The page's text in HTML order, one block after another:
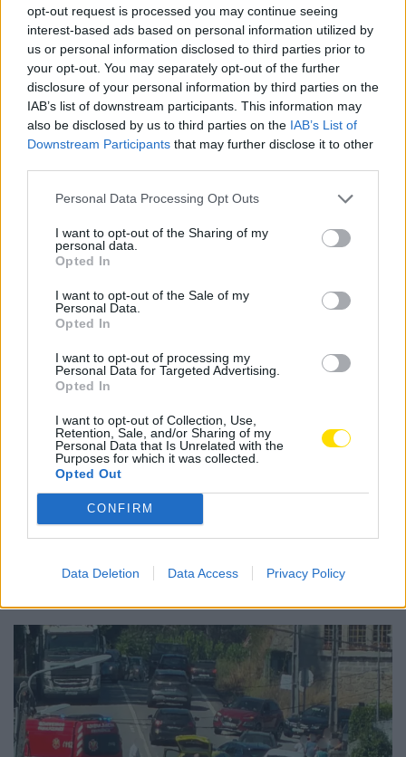
opt-out request is processed you may continue seeing
interest-based ads based on personal information utilized by
us or personal information disclosed to third parties prior to
your opt-out. You may separately opt-out of the further
disclosure of your personal information by third parties on the
IAB’s list of downstream participants. This information may
also be disclosed by us to third parties on the IAB’s List of
Downstream Participants that may further disclose it to other
Personal Data Processing Opt Outs
I want to opt-out of the Sharing of my
personal data.
Opted In
I want to opt-out of the Sale of my
Personal Data.
Opted In
I want to opt-out of processing my
Personal Data for Targeted Advertising.
Opted In
I want to opt-out of Collection, Use,
Retention, Sale, and/or Sharing of my
Personal Data that Is Unrelated with the
Purposes for which it was collected.
Opted Out
CONFIRM
Data Deletion Data Access Privacy Policy
matematicamente, aspirações a continuar na principal
prova nacional. Porém, FAC e Riba d´Ave/Sifamir,
décimo e décimo primeiro, ambos com 22 pontos, têm
uma folgada margem pontual e a manutenção até
pode ser conseguida já na próxima jornada, com os
ribadavenses a jogarem em Braga e o FAC a receber o
já despromovido Paço de Arcos.
Do jogo na noite desta quarta-feira, em Riba d´Ave, o
marcar de livre direto, ao minuto 20, por Pedro Silva.
Os dragões conseguiram o empate a quatro minutos
do intervalo, por Carlo di Benedetto que foi autor de
três dos quatro golos. No segundo tempo, houve mais
equilíbrio e foram novamente os da casa a passar
para a frente, por Pedro Silva. A resposta portista foi
imediata, com o empate, cimentando, mais tarde, a
campeonato FAC famalicão
hóquei
nacional
patins